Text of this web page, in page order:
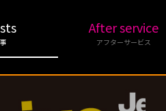
After service
アフターサービス